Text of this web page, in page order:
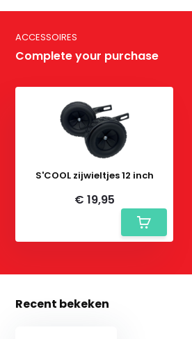
ACCESSOIRES
Complete your purchase
S'COOL zijwieltjes 12 inch
€ 19,95
Recent bekeken